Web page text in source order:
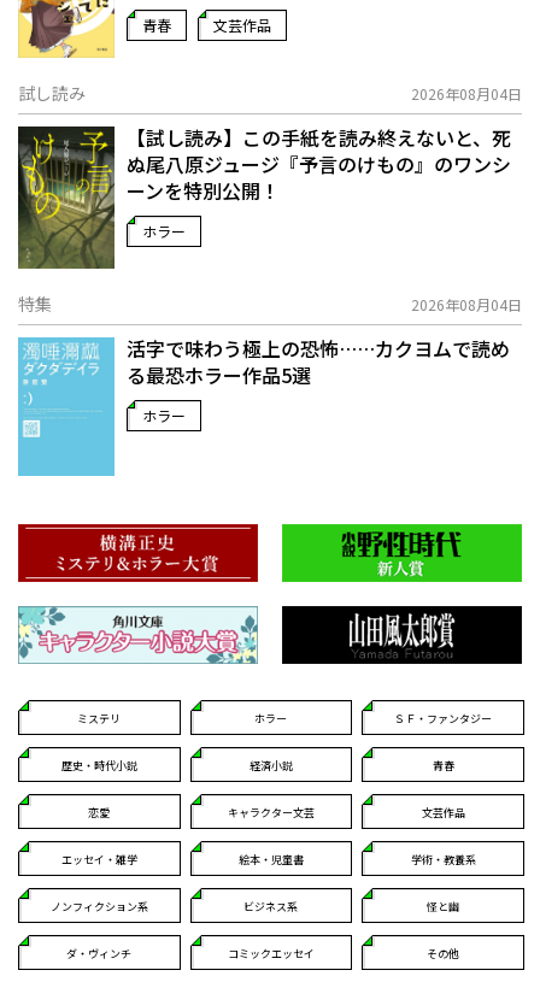
青春 文芸作品
試し読み 2026年08月04日
【試し読み】この手紙を読み終えないと、死
ぬ――尾八原ジュージ『予言のけもの』のワンシ
ーンを特別公開！
ホラー
特集 2026年08月04日
活字で味わう極上の恐怖……カクヨムで読め
る最恐ホラー作品5選
ホラー
ミステリ ホラー ＳＦ・ファンタジー
歴史・時代小説 経済小説 青春
恋愛 キャラクター文芸 文芸作品
エッセイ・雑学 絵本・児童書 学術・教養系
ノンフィクション系 ビジネス系 怪と幽
ダ・ヴィンチ コミックエッセイ その他